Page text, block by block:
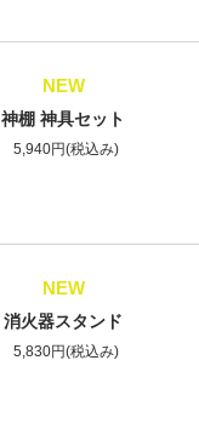
NEW
神棚 神具セット
5,940円(税込み)
NEW
消火器スタンド
5,830円(税込み)